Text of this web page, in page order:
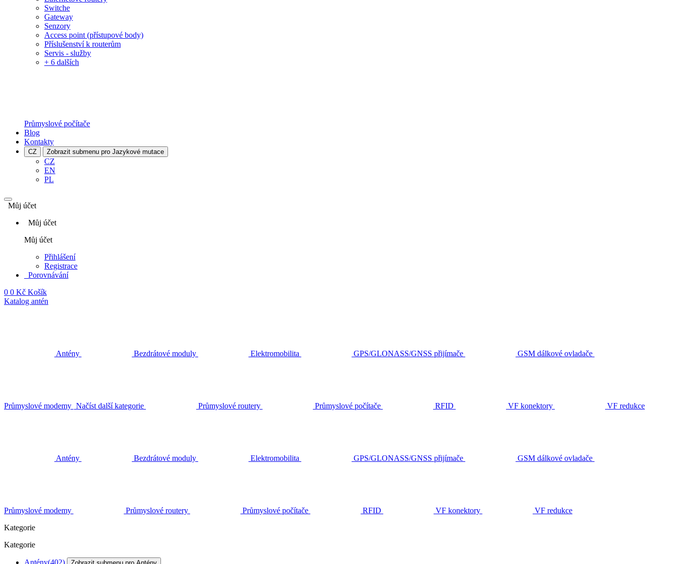
Switche
Gateway
Senzory
Access point (přístupové body)
Příslušenství k routerům
Servis - služby
+ 6 dalších
Průmyslové počítače
Blog
Kontakty
CZ Zobrazit submenu pro Jazykové mutace
CZ
EN
PL
Můj účet
Můj účet
Můj účet
Přihlášení
Registrace
Porovnávání
0 0 Kč Košík
Katalog antén
Antény Bezdrátové moduly Elektromobilita GPS/GLONASS/GNSS přijímače GSM dálkové ovladače
Průmyslové modemy Načíst další kategorie Průmyslové routery Průmyslové počítače RFID VF konektory VF redukce
Antény Bezdrátové moduly Elektromobilita GPS/GLONASS/GNSS přijímače GSM dálkové ovladače
Průmyslové modemy Průmyslové routery Průmyslové počítače RFID VF konektory
VF redukce
Kategorie
Kategorie
Antény(402)